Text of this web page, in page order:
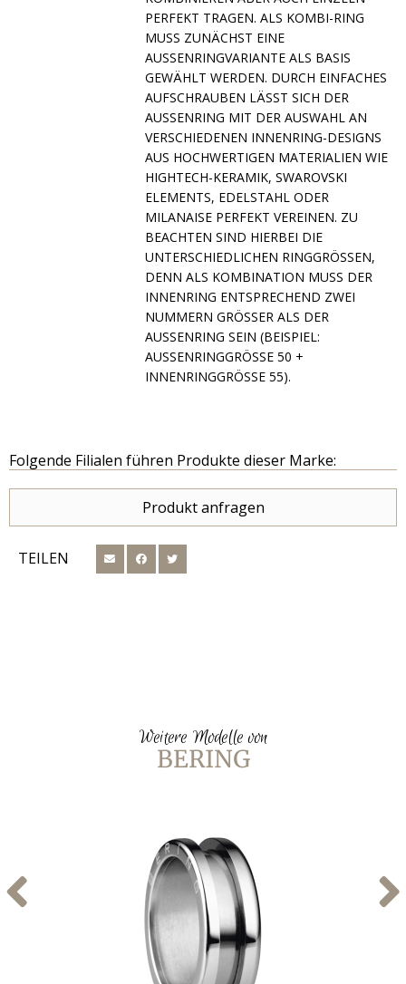
FEKT TRAGEN. ALS KOMBI-RING MUS
S ZUNÄCHST EINE AUSS
ENRINGVARIANTE ALS BASIS GEWÄ
HLT WERDEN. DURCH EINFACHES AUFS
CHRAUBEN LÄSST SICH DER AUSSE
NRING MIT DER AUSWAHL AN VERSC
HIEDENEN INNENRING-DESIGNS AUS H
OCHWERTIGEN MATERIALIEN WIE HIGHT
ECH-KERAMIK, SWAROVSKI ELEME
NTS, EDELSTAHL ODER MILAN
AISE PERFEKT VEREINEN. ZU BEACH
TEN SIND HIERBEI DIE UNTER
SCHIEDLICHEN RINGGRÖSSEN, DENN A
LS KOMBINATION MUSS DER INNENR
ING ENTSPRECHEND ZWEI NUMMER
N GRÖSSER ALS DER AUSSENRI
NG SEIN (BEISPIEL: AUSSENRIN
GGRÖSSE 50 + INNENRINGG
RÖSSE 55).
Folgende Filialen führen Produkte dieser Marke:
Produkt anfragen
TEILEN
Weitere Modelle von
BERING